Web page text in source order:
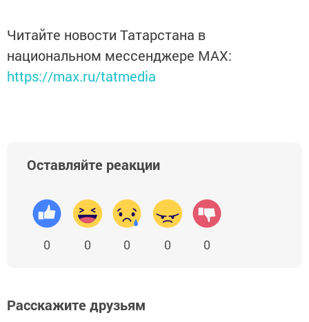
Читайте новости Татарстана в
национальном мессенджере MАХ:
https://max.ru/tatmedia
Оставляйте реакции
0 0 0 0 0
Расскажите друзьям